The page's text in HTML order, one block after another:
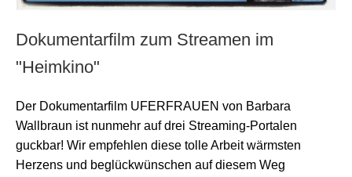
Dokumentarfilm zum Streamen im
"Heimkino"
Der Dokumentarfilm UFERFRAUEN von Barbara
Wallbraun ist nunmehr auf drei Streaming-Portalen
guckbar! Wir empfehlen diese tolle Arbeit wärmsten
Herzens und beglückwünschen auf diesem Weg